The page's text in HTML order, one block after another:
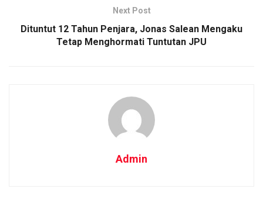
Next Post
Dituntut 12 Tahun Penjara, Jonas Salean Mengaku
Tetap Menghormati Tuntutan JPU
Admin